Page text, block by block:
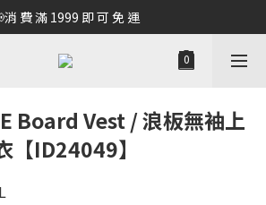
消 費 滿 1999 即 可 免 運
Board Vest / 浪板無袖上
【ID24049】